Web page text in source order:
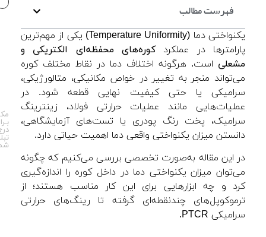
فهرست مطالب
یکنواختی دما (Temperature Uniformity) یکی از مهم‌ترین
پارامترها در عملکردکوره‌های محفظه‌ای الکتریکی و
مشعلی است. هرگونه اختلاف دما در نقاط مختلف کوره
می‌تواند منجر به تغییر در خواص مکانیکی، متالورژیکی،
سرامیکی یا حتی کیفیت نهایی قطعه شود. در
عملیات‌هایی مانند عملیات حرارتی فولاد، زینترینگ
سرامیک، پخت رنگ پودری یا تست‌های آزمایشگاهی،
دانستن میزان یکنواختی واقعی دما اهمیت حیاتی دارد.
در این مقاله به‌صورت تخصصی بررسی می‌کنیم که چگونه
می‌توان میزان یکنواختی دما در داخل کوره را اندازه‌گیری
کرد و چه ابزارهایی برای این کار مناسب هستند؛ از
ترموکوپل‌های چندنقطه‌ای گرفته تا رینگ‌های حرارتی
سرامیکی PTCR.
ONLINE